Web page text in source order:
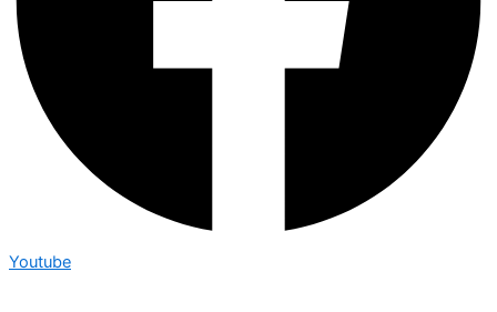
Youtube